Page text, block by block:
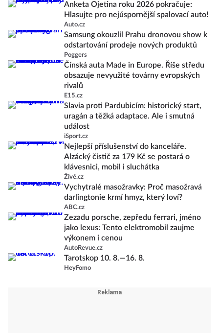
Anketa Ojetina roku 2026 pokračuje:
Hlasujte pro nejúspornější spalovací auto!
Auto.cz
Samsung okouzlil Prahu dronovou show k
odstartování prodeje nových produktů
Poggers
Čínská auta Made in Europe. Říše středu
obsazuje nevyužité továrny evropských
rivalů
E15.cz
Slavia proti Pardubicím: historický start,
uragán a těžká adaptace. Ale i smutná
událost
iSport.cz
Nejlepší příslušenství do kanceláře.
Alzácký čistič za 179 Kč se postará o
klávesnici, mobil i sluchátka
Živě.cz
Vychytralé masožravky: Proč masožravá
darlingtonie krmí hmyz, který loví?
ABC.cz
Zezadu porsche, zepředu ferrari, jméno
jako lexus: Tento elektromobil zaujme
výkonem i cenou
AutoRevue.cz
Tarotskop 10. 8.—16. 8.
HeyFomo